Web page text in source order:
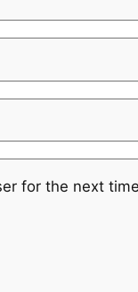
for the next